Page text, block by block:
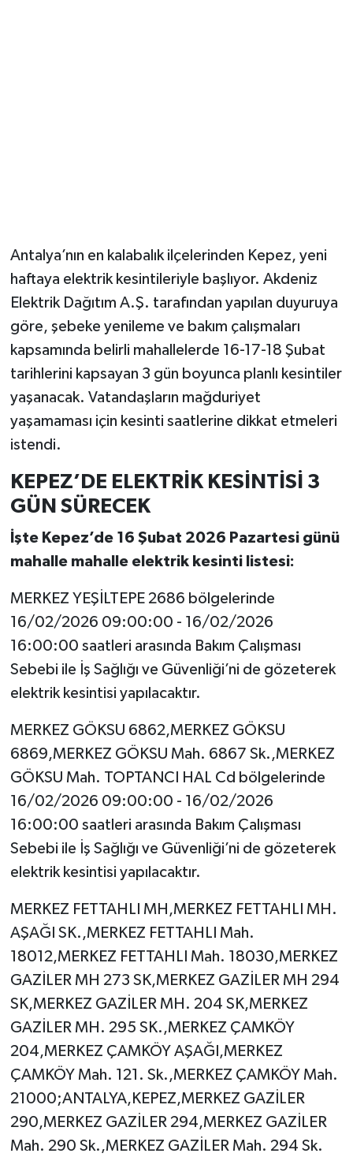
Antalya’nın en kalabalık ilçelerinden Kepez, yeni
haftaya elektrik kesintileriyle başlıyor. Akdeniz
Elektrik Dağıtım A.Ş. tarafından yapılan duyuruya
göre, şebeke yenileme ve bakım çalışmaları
kapsamında belirli mahallelerde 16-17-18 Şubat
tarihlerini kapsayan 3 gün boyunca planlı kesintiler
yaşanacak. Vatandaşların mağduriyet
yaşamaması için kesinti saatlerine dikkat etmeleri
istendi.
KEPEZ’DE ELEKTRİK KESİNTİSİ 3
GÜN SÜRECEK
İşte Kepez’de 16 Şubat 2026 Pazartesi günü
mahalle mahalle elektrik kesinti listesi:
MERKEZ YEŞİLTEPE 2686 bölgelerinde
16/02/2026 09:00:00 - 16/02/2026
16:00:00 saatleri arasında Bakım Çalışması
Sebebi ile İş Sağlığı ve Güvenliği’ni de gözeterek
elektrik kesintisi yapılacaktır.
MERKEZ GÖKSU 6862,MERKEZ GÖKSU
6869,MERKEZ GÖKSU Mah. 6867 Sk.,MERKEZ
GÖKSU Mah. TOPTANCI HAL Cd bölgelerinde
16/02/2026 09:00:00 - 16/02/2026
16:00:00 saatleri arasında Bakım Çalışması
Sebebi ile İş Sağlığı ve Güvenliği’ni de gözeterek
elektrik kesintisi yapılacaktır.
MERKEZ FETTAHLI MH,MERKEZ FETTAHLI MH.
AŞAĞI SK.,MERKEZ FETTAHLI Mah.
18012,MERKEZ FETTAHLI Mah. 18030,MERKEZ
GAZİLER MH 273 SK,MERKEZ GAZİLER MH 294
SK,MERKEZ GAZİLER MH. 204 SK,MERKEZ
GAZİLER MH. 295 SK.,MERKEZ ÇAMKÖY
204,MERKEZ ÇAMKÖY AŞAĞI,MERKEZ
ÇAMKÖY Mah. 121. Sk.,MERKEZ ÇAMKÖY Mah.
21000;ANTALYA,KEPEZ,MERKEZ GAZİLER
290,MERKEZ GAZİLER 294,MERKEZ GAZİLER
Mah. 290 Sk.,MERKEZ GAZİLER Mah. 294 Sk.